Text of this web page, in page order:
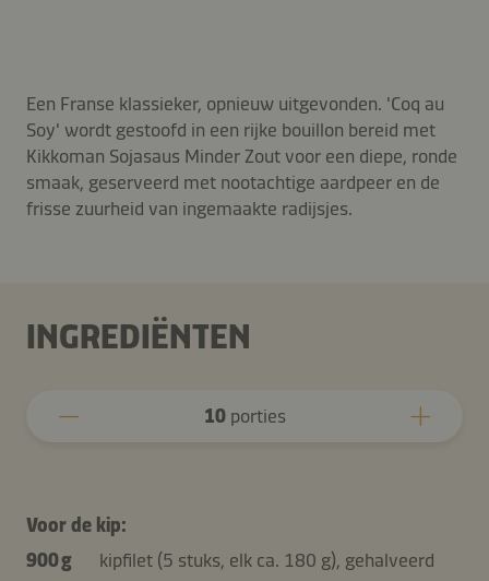
Een Franse klassieker, opnieuw uitgevonden. 'Coq au
Soy' wordt gestoofd in een rijke bouillon bereid met
Kikkoman Sojasaus Minder Zout voor een diepe, ronde
smaak, geserveerd met nootachtige aardpeer en de
frisse zuurheid van ingemaakte radijsjes.
INGREDIËNTEN
10porties
Voor de kip:
900 g
kipfilet (5 stuks, elk ca. 180 g), gehalveerd